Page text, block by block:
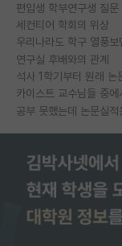
편입생 학부연구생 질문
세컨티어 학회의 위상
연구실 후배와의 관계
석사 1학기부터 원래 논
공부 못했는데 논문실